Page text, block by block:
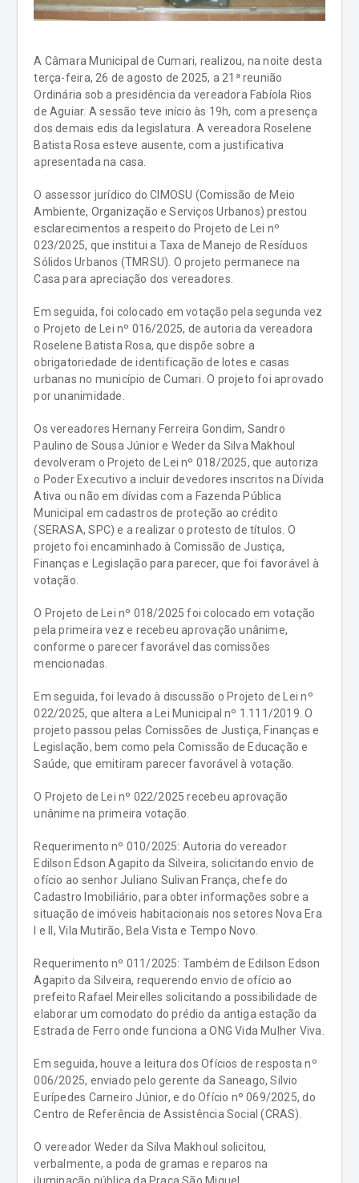
A Câmara Municipal de Cumari, realizou, na noite desta
terça-feira, 26 de agosto de 2025, a 21ª reunião
Ordinária sob a presidência da vereadora Fabíola Rios
de Aguiar. A sessão teve início às 19h, com a presença
dos demais edis da legislatura. A vereadora Roselene
Batista Rosa esteve ausente, com a justificativa
apresentada na casa.
O assessor jurídico do CIMOSU (Comissão de Meio
Ambiente, Organização e Serviços Urbanos) prestou
esclarecimentos a respeito do Projeto de Lei nº
023/2025, que institui a Taxa de Manejo de Resíduos
Sólidos Urbanos (TMRSU). O projeto permanece na
Casa para apreciação dos vereadores.
Em seguida, foi colocado em votação pela segunda vez
o Projeto de Lei nº 016/2025, de autoria da vereadora
Roselene Batista Rosa, que dispõe sobre a
obrigatoriedade de identificação de lotes e casas
urbanas no município de Cumari. O projeto foi aprovado
por unanimidade.
Os vereadores Hernany Ferreira Gondim, Sandro
Paulino de Sousa Júnior e Weder da Silva Makhoul
devolveram o Projeto de Lei nº 018/2025, que autoriza
o Poder Executivo a incluir devedores inscritos na Dívida
Ativa ou não em dívidas com a Fazenda Pública
Municipal em cadastros de proteção ao crédito
(SERASA, SPC) e a realizar o protesto de títulos. O
projeto foi encaminhado à Comissão de Justiça,
Finanças e Legislação para parecer, que foi favorável à
votação.
O Projeto de Lei nº 018/2025 foi colocado em votação
pela primeira vez e recebeu aprovação unânime,
conforme o parecer favorável das comissões
mencionadas.
Em seguida, foi levado à discussão o Projeto de Lei nº
022/2025, que altera a Lei Municipal nº 1.111/2019. O
projeto passou pelas Comissões de Justiça, Finanças e
Legislação, bem como pela Comissão de Educação e
Saúde, que emitiram parecer favorável à votação.
O Projeto de Lei nº 022/2025 recebeu aprovação
unânime na primeira votação.
Requerimento nº 010/2025: Autoria do vereador
Edilson Edson Agapito da Silveira, solicitando envio de
ofício ao senhor Juliano Sulivan França, chefe do
Cadastro Imobiliário, para obter informações sobre a
situação de imóveis habitacionais nos setores Nova Era
I e II, Vila Mutirão, Bela Vista e Tempo Novo.
Requerimento nº 011/2025: Também de Edilson Edson
Agapito da Silveira, requerendo envio de ofício ao
prefeito Rafael Meirelles solicitando a possibilidade de
elaborar um comodato do prédio da antiga estação da
Estrada de Ferro onde funciona a ONG Vida Mulher Viva.
Em seguida, houve a leitura dos Ofícios de resposta nº
006/2025, enviado pelo gerente da Saneago, Sílvio
Eurípedes Carneiro Júnior, e do Ofício nº 069/2025, do
Centro de Referência de Assistência Social (CRAS).
O vereador Weder da Silva Makhoul solicitou,
verbalmente, a poda de gramas e reparos na